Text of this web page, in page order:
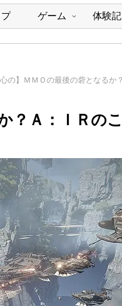
ゲーム 体験記
心の】ＭＭＯの最後の砦となるか
？Ａ：ＩＲの